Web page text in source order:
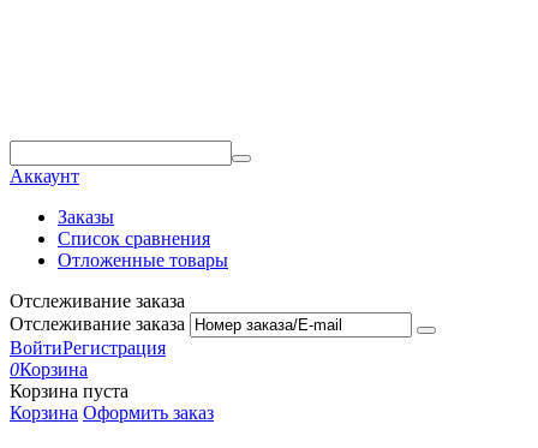
Аккаунт
Заказы
Список сравнения
Отложенные товары
Отслеживание заказа
Отслеживание заказа
ВойтиРегистрация
0Корзина
Корзина пуста
Корзина Оформить заказ